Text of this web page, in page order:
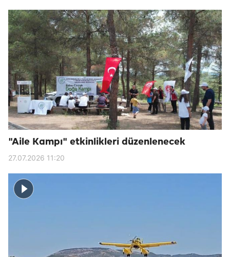
"Aile Kampı" etkinlikleri düzenlenecek
27.07.2026 11:20